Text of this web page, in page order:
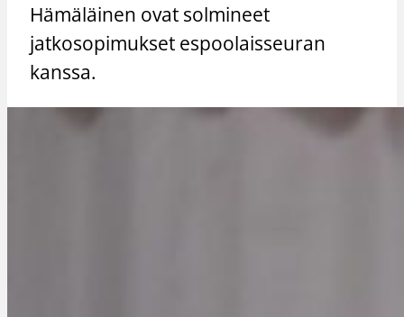
Hämäläinen ovat solmineet
jatkosopimukset espoolaisseuran
kanssa.